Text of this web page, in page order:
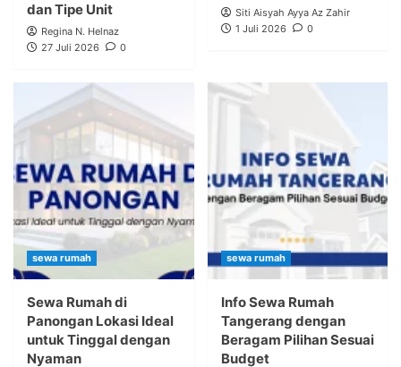
dan Tipe Unit
Regina N. Helnaz
27 Juli 2026
0
Siti Aisyah Ayya Az Zahir
1 Juli 2026
0
sewa rumah
Sewa Rumah di
Panongan Lokasi Ideal
untuk Tinggal dengan
Nyaman
sewa rumah
Info Sewa Rumah
Tangerang dengan
Beragam Pilihan Sesuai
Budget